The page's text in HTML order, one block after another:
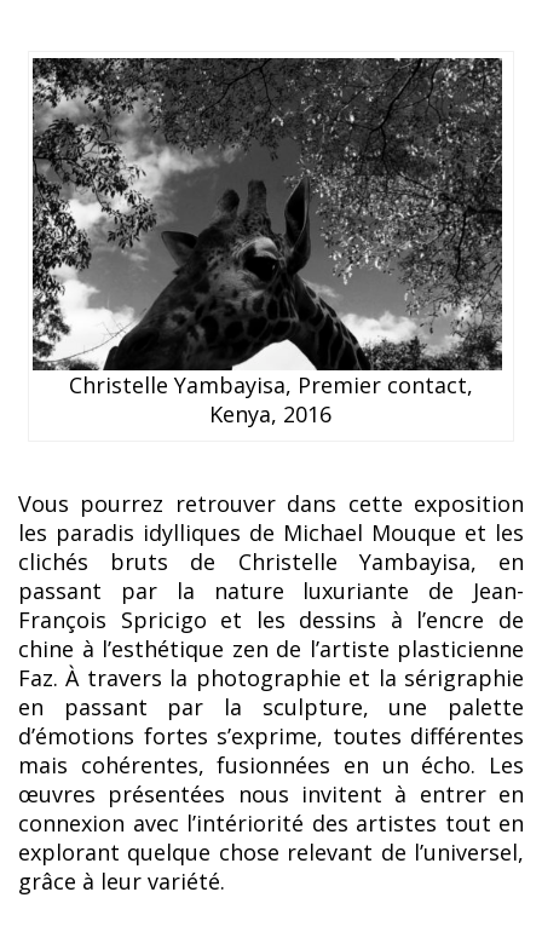
Christelle Yambayisa, Premier contact,
Kenya, 2016
Vous pourrez retrouver dans cette exposition
les paradis idylliques de Michael Mouque et les
clichés bruts de Christelle Yambayisa, en
passant par la nature luxuriante de Jean-
François Spricigo et les dessins à l’encre de
chine à l’esthétique zen de l’artiste plasticienne
Faz. À travers la photographie et la sérigraphie
en passant par la sculpture, une palette
d’émotions fortes s’exprime, toutes différentes
mais cohérentes, fusionnées en un écho. Les
œuvres présentées nous invitent à entrer en
connexion avec l’intériorité des artistes tout en
explorant quelque chose relevant de l’universel,
grâce à leur variété.